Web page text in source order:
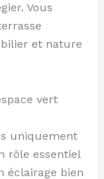
Vous
et nature
vert
uniquement
rôle essentiel
éclairage bien